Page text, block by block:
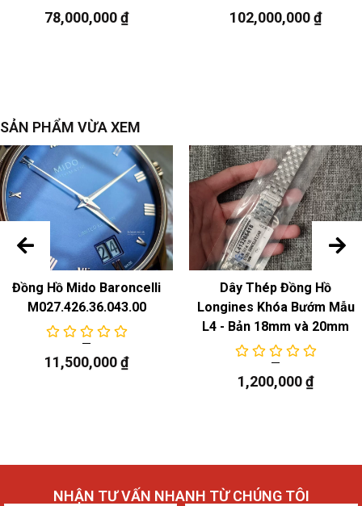
Chuyển động cơ học tự động
78,000,000₫ 102,000,000₫
SẢN PHẨM VỪA XEM
Đồng Hồ Mido Baroncelli
M027.426.36.043.00
11,500,000₫
Dây Thép Đồng Hồ
Longines Khóa Bướm Mẫu
L4 - Bản 18mm và 20mm
1,200,000₫
NHẬN TƯ VẤN NHANH TỪ CHÚNG TÔI